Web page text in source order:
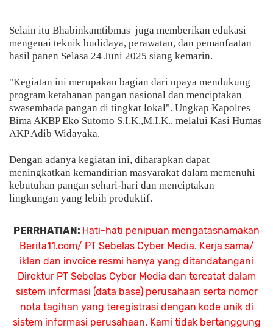
Selain itu Bhabinkamtibmas juga memberikan edukasi
mengenai teknik budidaya, perawatan, dan pemanfaatan
hasil panen Selasa 24 Juni 2025 siang kemarin.
"Kegiatan ini merupakan bagian dari upaya mendukung
program ketahanan pangan nasional dan menciptakan
swasembada pangan di tingkat lokal". Ungkap Kapolres
Bima AKBP Eko Sutomo S.I.K.,M.I.K., melalui Kasi Humas
AKP Adib Widayaka.
Dengan adanya kegiatan ini, diharapkan dapat
meningkatkan kemandirian masyarakat dalam memenuhi
kebutuhan pangan sehari-hari dan menciptakan
lingkungan yang lebih produktif.
PERRHATIAN: Hati-hati penipuan mengatasnamakan
Berita11.com/ PT Sebelas Cyber Media. Kerja sama/
iklan dan invoice resmi hanya yang ditandatangani
Direktur PT Sebelas Cyber Media dan tercatat dalam
sistem informasi (data base) perusahaan serta nomor
nota tagihan yang teregistrasi dengan kode unik di
sistem informasi perusahaan. Kami tidak bertanggung